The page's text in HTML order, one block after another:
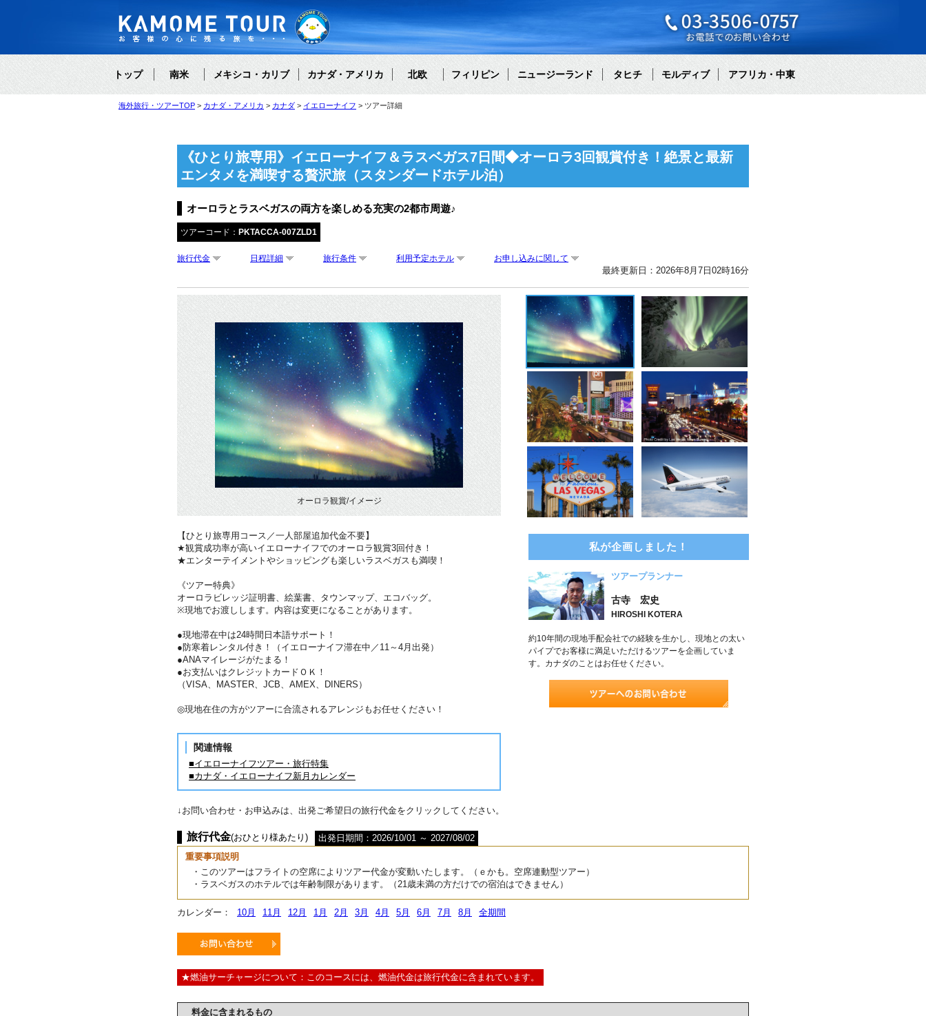
トップ 南米 メキシコ・カリブ カナダ・アメリカ 北欧 フィリピン ニュージーランド タヒチ モルディブ アフリカ・中東
海外旅行・ツアーTOP カナダ・アメリカ カナダ イエローナイフ ツアー詳細
《ひとり旅専用》イエローナイフ＆ラスベガス7日間◆オーロラ3回観賞付き！絶景と最新
エンタメを満喫する贅沢旅（スタンダードホテル泊）
オーロラとラスベガスの両方を楽しめる充実の2都市周遊♪
ツアーコード： PKTACCA-007ZLD1
旅行代金 日程詳細 旅行条件 利用予定ホテル お申し込みに関して
最終更新日：2026年8月7日02時16分
オーロラ観賞/イメージ
【ひとり旅専用コース／一人部屋追加代金不要】
★観賞成功率が高いイエローナイフでのオーロラ観賞3回付き！
★エンターテイメントやショッピングも楽しいラスベガスも満喫！
《ツアー特典》
オーロラビレッジ証明書、絵葉書、タウンマップ、エコバッグ。
※現地でお渡しします。内容は変更になることがあります。
●現地滞在中は24時間日本語サポート！
●防寒着レンタル付き！（イエローナイフ滞在中／11～4月出発）
●ANAマイレージがたまる！
●お支払いはクレジットカードＯＫ！
（VISA、MASTER、JCB、AMEX、DINERS）
◎現地在住の方がツアーに合流されるアレンジもお任せください！
関連情報
■イエローナイフツアー・旅行特集
■カナダ・イエローナイフ新月カレンダー
私が企画しました！
ツアープランナー
古寺 宏史
HIROSHI KOTERA
約10年間の現地手配会社での経験を生かし、現地との太い
パイプでお客様に満足いただけるツアーを企画していま
す。カナダのことはお任せください。
↓お問い合わせ・お申込みは、出発ご希望日の旅行代金をクリックしてください。
旅行代金(おひとり様あたり)
出発日期間：2026/10/01 ～ 2027/08/02
重要事項説明
・このツアーはフライトの空席によりツアー代金が変動いたします。（ｅかも。空席連動型ツアー）
・ラスベガスのホテルでは年齢制限があります。（21歳未満の方だけでの宿泊はできません）
カレンダー： 10月 11月 12月 1月 2月 3月 4月 5月 6月 7月 8月 全期間
★燃油サーチャージについて：このコースには、燃油代金は旅行代金に含まれています。
料金に含まれるもの